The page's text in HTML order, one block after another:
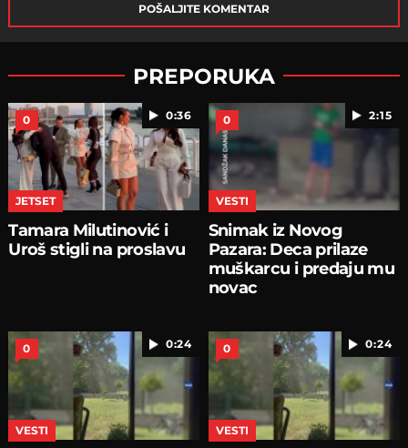
POŠALJITE KOMENTAR
PREPORUKA
0:36
0
JETSET
Tamara Milutinović i
Uroš stigli na proslavu
2:15
0
VESTI
Snimak iz Novog
Pazara: Deca prilaze
muškarcu i predaju mu
novac
0:24
0
VESTI
0:24
0
VESTI